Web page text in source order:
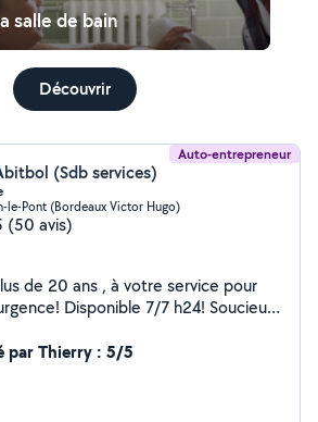
salle de bain
Découvrir
Auto-entrepreneur
(Sdb services)
le-Pont (Bordeaux Victor Hugo)
(50 avis)
de 20 ans , à votre service pour
Disponible 7/7 h24! Soucieux
que correct pour une qualité
par Thierry : 5/5